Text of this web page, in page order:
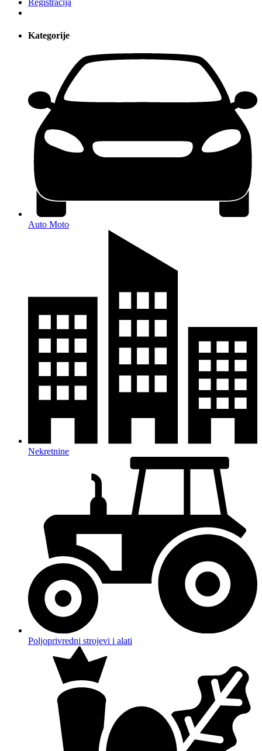
Kategorije
Auto Moto
Nekretnine
Poljoprivredni strojevi i alati